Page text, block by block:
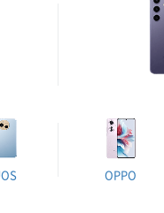
OPPO